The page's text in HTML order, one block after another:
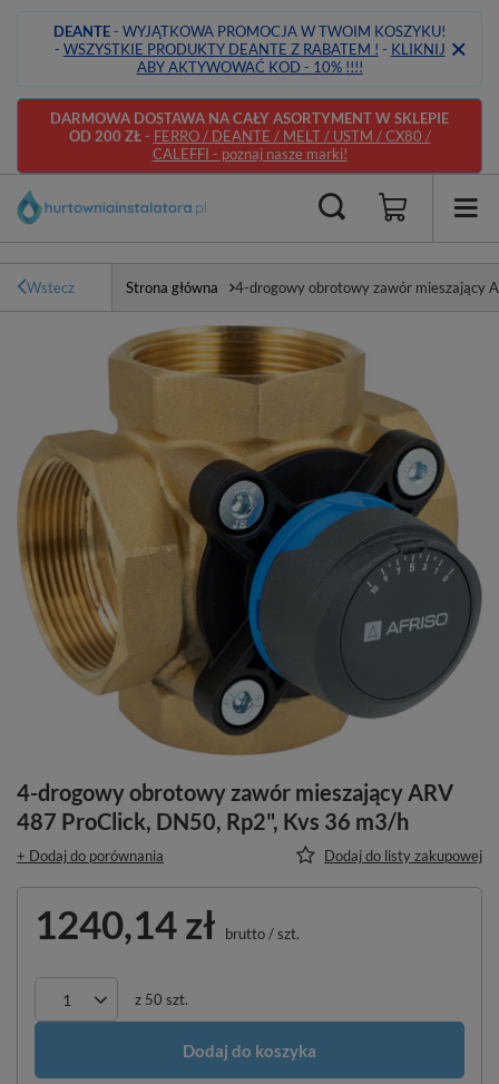
DEANTE- WYJĄTKOWA PROMOCJA W TWOIM KOSZYKU!
- WSZYSTKIE PRODUKTY DEANTE Z RABATEM ! - KLIKNIJ
ABY AKTYWOWAĆ KOD - 10% !!!!
DARMOWA DOSTAWA NA CAŁY ASORTYMENT W SKLEPIE
OD 200 ZŁ- FERRO / DEANTE / MELT / USTM / CX80 /
CALEFFI - poznaj nasze marki!
Wstecz Strona główna 4-drogowy obrotowy zawór mieszający
4-drogowy obrotowy zawór mieszający ARV
487 ProClick, DN50, Rp2", Kvs 36 m3/h
+ Dodaj do porównania Dodaj do listy zakupowej
1240,14 zł brutto/szt.
z 50 szt.
Dodaj do koszyka